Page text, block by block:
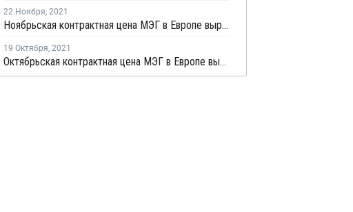
22 Ноября, 2021
Ноябрьская контрактная цена МЭГ в Европе выросла на EUR45 за тонну
19 Октября, 2021
Октябрьская контрактная цена МЭГ в Европе выросла на EUR50 за тонну